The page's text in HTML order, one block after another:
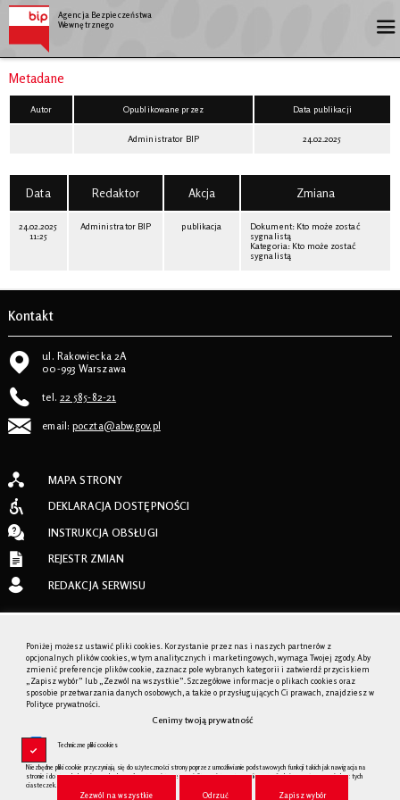
Agencja Bezpieczeństwa
Wewnętrznego
Metadane
Autor Opublikowane przez Data publikacji
Administrator BIP 24.02.2025
Data Redaktor Akcja Zmiana
24.02.2025
11:25
Administrator BIP publikacja Dokument: Kto może zostać
sygnalistą
Kategoria: Kto może zostać
sygnalistą
Kontakt
ul. Rakowiecka 2A
00-993 Warszawa
tel. 22 585-82-21
email:poczta@abw.gov.pl
MAPA STRONY
DEKLARACJA DOSTĘPNOŚCI
INSTRUKCJA OBSŁUGI
REJESTR ZMIAN
REDAKCJA SERWISU
BIP.GOV.PL
Poniżej możesz ustawić pliki cookies. Korzystanie przez nas i naszych partnerów z
opcjonalnych plików cookies, w tym analitycznych i marketingowych, wymaga Twojej zgody. Aby
zmienić preferencje plików cookie, zaznacz pole wybranych kategorii i zatwierdź przyciskiem
„Zapisz wybór” lub „Zezwól na wszystkie”. Szczegółowe informacje o plikach cookies oraz
sposobie przetwarzania danych osobowych, a także o przysługujących Ci prawach, znajdziesz w
Polityce prywatności.
Cenimy twoją prywatność
Techniczne pliki cookies
Niezbędne pliki cookie przyczyniają się do użyteczności strony poprzez umożliwianie podstawowych funkcji takich jak nawigacja na
stronie i dostęp do bezpiecznych obszarów strony internetowej. Strona internetowa nie może funkcjonować poprawnie bez tych
ciasteczek.